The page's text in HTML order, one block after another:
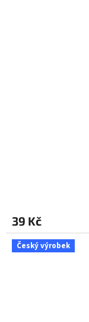
39 Kč
Český výrobek